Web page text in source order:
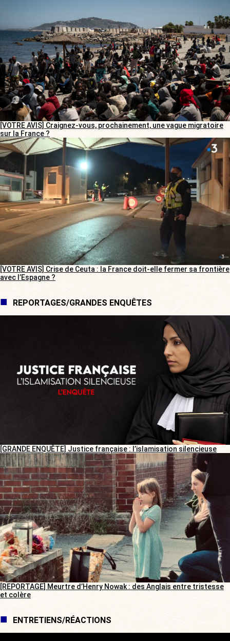
[VOTRE AVIS] Craignez-vous, prochainement, une vague migratoire
sur la France ?
[VOTRE AVIS] Crise de Ceuta : la France doit-elle fermer sa frontière
avec l’Espagne ?
REPORTAGES/GRANDES ENQUÊTES
[GRANDE ENQUÊTE] Justice française : l’islamisation silencieuse
[REPORTAGE] Meurtre d’Henry Nowak : des Anglais entre tristesse
et colère
ENTRETIENS/RÉACTIONS